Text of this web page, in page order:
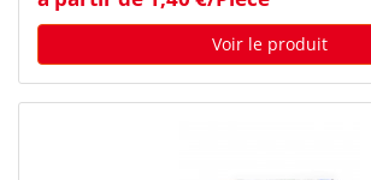
Voir le produit